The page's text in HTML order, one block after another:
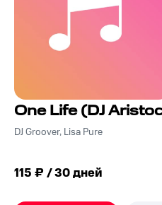
One Life (DJ
DJ Groover, Lisa Pure
115 ₽ / 30 дней